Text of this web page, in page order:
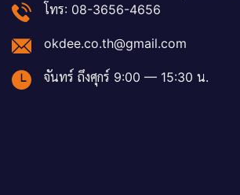
โทร: 08-3656-4656
okdee.co.th@gmail.com
จันทร์ ถึงศุกร์ 9:00 — 15:30 น.